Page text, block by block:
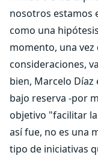
nosotros estamos
como una
momento, una vez
consideraciones,
bien, Marcelo
bajo reserva -por
objetivo "facilitar
así fue, no es una
tipo de iniciativas